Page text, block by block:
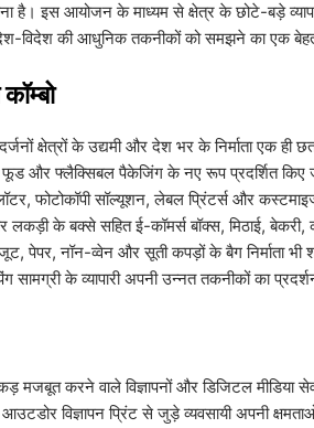
है। इस आयोजन के माध्यम से क्षेत्र के छोटे-बड़े
विदेश की आधुनिक तकनीकों को समझने का एक
क्षेत्रों के उद्यमी और देश भर के निर्माता एक ही
फूड और फ्लैक्सिबल पैकेजिंग के नए रूप प्रदर्शित
फोटोकॉपी सॉल्यूशन, लेबल प्रिंटर्स और
के बक्से सहित ई-कॉमर्स बॉक्स, मिठाई,
नॉन-व्वेन और सूती कपड़ों के बैग निर्माता भी
के व्यापारी अपनी उन्नत तकनीकों का
मजबूत करने वाले विज्ञापनों और डिजिटल मीडिया
विज्ञापन प्रिंट से जुड़े व्यवसायी अपनी